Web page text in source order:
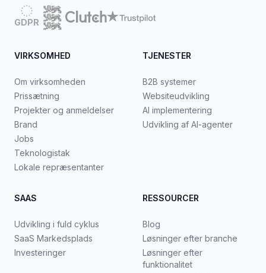
GDPR
VIRKSOMHED
Om virksomheden
Prissætning
Projekter og anmeldelser
Brand
Jobs
Teknologistak
Lokale repræsentanter
TJENESTER
B2B systemer
Websiteudvikling
AI implementering
Udvikling af AI-agenter
SAAS
Udvikling i fuld cyklus
SaaS Markedsplads
Investeringer
RESSOURCER
Blog
Løsninger efter branche
Løsninger efter
funktionalitet